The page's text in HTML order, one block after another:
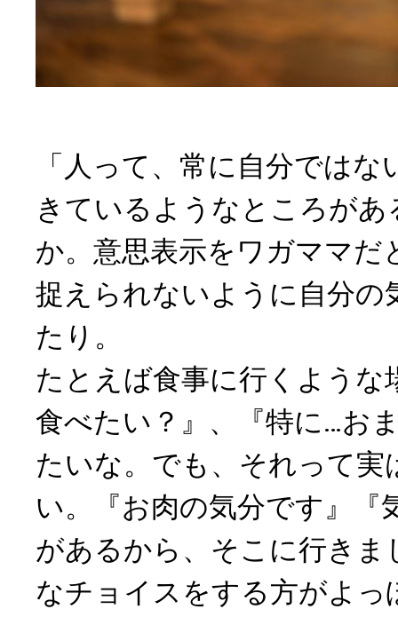
「人って、常に自分では
きているようなところが
か。意思表示をワガママだ
捉えられないように自分の
たり。
たとえば食事に行くような
食べたい？』、『特に…お
たいな。でも、それって実
い。『お肉の気分です』『
があるから、そこに行きま
なチョイスをする方がよ